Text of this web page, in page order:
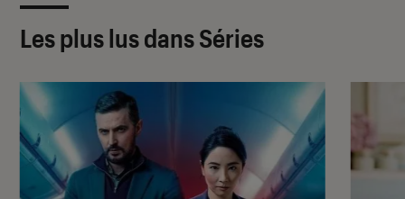
Les plus lus dans Séries